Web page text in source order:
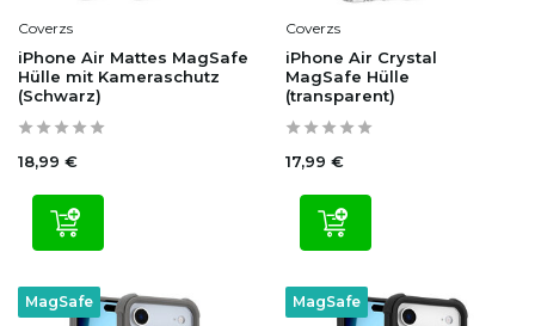
Coverzs
iPhone Air Mattes MagSafe
Hülle mit Kameraschutz
(Schwarz)
18,99 €
Coverzs
iPhone Air Crystal
MagSafe Hülle
(transparent)
17,99 €
MagSafe MagSafe